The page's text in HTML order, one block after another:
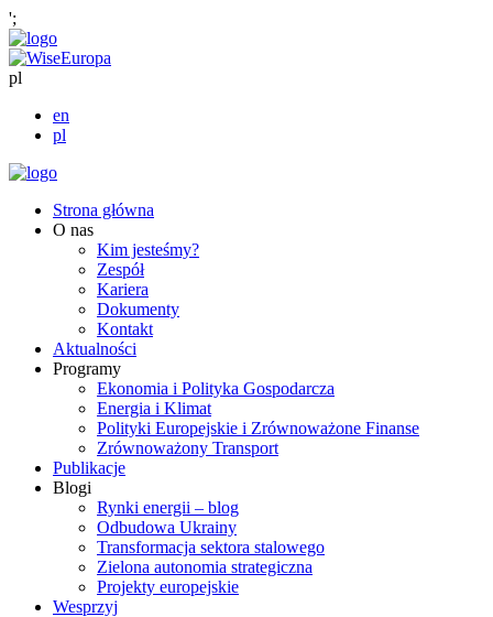
';
pl
en
pl
Strona główna
O nas
Kim jesteśmy?
Zespół
Kariera
Dokumenty
Kontakt
Aktualności
Programy
Ekonomia i Polityka Gospodarcza
Energia i Klimat
Polityki Europejskie i Zrównoważone Finanse
Zrównoważony Transport
Publikacje
Blogi
Rynki energii – blog
Odbudowa Ukrainy
Transformacja sektora stalowego
Zielona autonomia strategiczna
Projekty europejskie
Wesprzyj